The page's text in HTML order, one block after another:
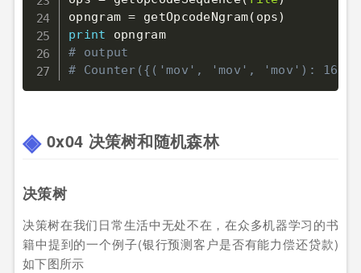
opngram = getOpcodeNgram( ops)
print
opngram
# output
# Counter({('mov', 'mov', 'mov'):
0x04 决策树和随机森林
决策树
决策树在我们日常生活中无处不在，在众多机器学习的书
籍中提到的一个例子(银行预测客户是否有能力偿还贷款)
如下图所示